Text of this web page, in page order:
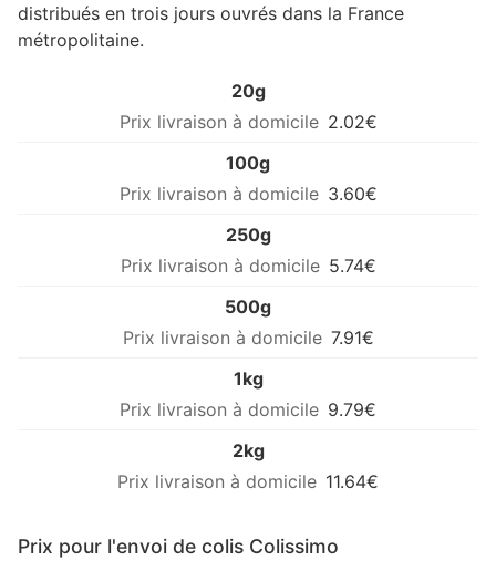
distribués en trois jours ouvrés dans la France
métropolitaine.
20g
2.02€
100g
3.60€
250g
5.74€
500g
7.91€
1kg
9.79€
2kg
11.64€
Prix pour l'envoi de colis Colissimo